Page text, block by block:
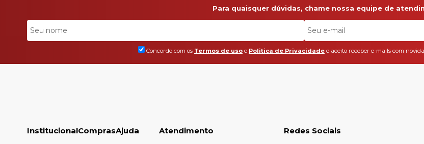
Para quaisquer dúvidas, chame nossa equipe de
Concordo com os Termos de uso e Politica de Privacidade e aceito receber e-mails com
InstitucionalComprasAjuda
Atendimento
Redes Sociais